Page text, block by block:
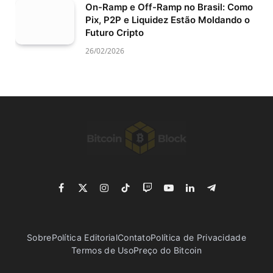
On-Ramp e Off-Ramp no Brasil: Como
Pix, P2P e Liquidez Estão Moldando o
Futuro Cripto
26/02/2026
Facebook
X
Instagram
TikTokTwitchYouTubeLinkedInTelegram
SobrePolítica EditorialContatoPolítica de Privacidade
Termos de UsoPreço do Bitcoin